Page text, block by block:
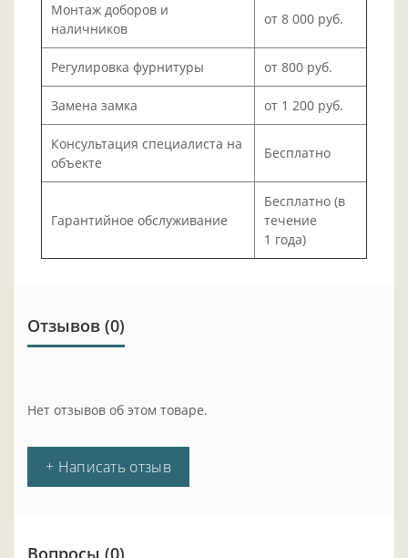
Монтаж доборов и
наличников
от 8 000 руб.
Регулировка фурнитуры от 800 руб.
Замена замка от 1 200 руб.
Консультация специалиста на
объекте
Бесплатно
Гарантийное обслуживание
Бесплатно (в
течение
1 года)
Отзывов (0)
Нет отзывов об этом товаре.
+ Написать отзыв
Вопросы (0)